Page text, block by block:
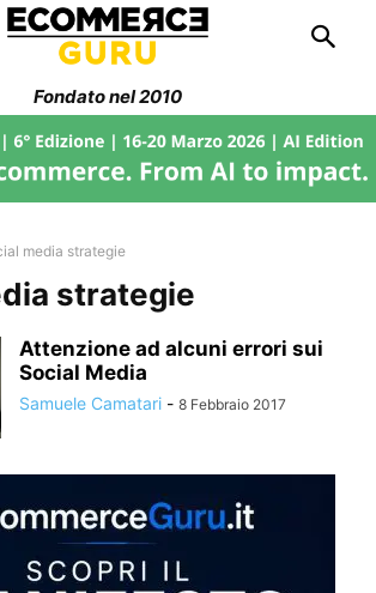
Fondato nel 2010
media strategie
strategie
Attenzione ad alcuni errori sui
Social Media
Samuele Camatari - 8 Febbraio 2017